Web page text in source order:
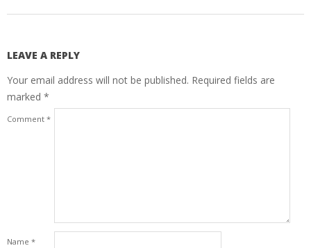
LEAVE A REPLY
Your email address will not be published. Required fields are
marked *
Comment *
Name *